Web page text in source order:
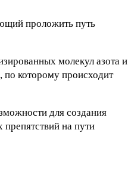
проложить путь
молекул азота и
по которому происходит
для создания
на пути